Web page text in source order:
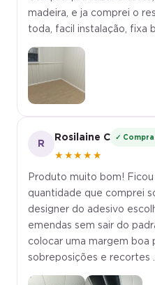
madeira, e ja comprei o
toda, facil instalação, fixa
R
Rosilaine C ✓
★★★★★
Produto muito bom!
quantidade que comprei
designer do adesivo
emendas sem sair do
colocar uma margem boa
sobreposições e recortes .